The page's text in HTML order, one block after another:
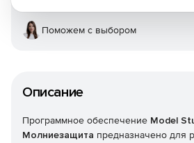
Описание
Программное обеспечение Model
Молниезащита предназначено для
Поможем с выбором